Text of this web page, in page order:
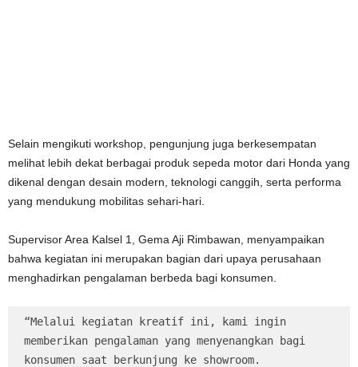
Selain mengikuti workshop, pengunjung juga berkesempatan
melihat lebih dekat berbagai produk sepeda motor dari Honda yang
dikenal dengan desain modern, teknologi canggih, serta performa
yang mendukung mobilitas sehari-hari.
Supervisor Area Kalsel 1, Gema Aji Rimbawan, menyampaikan
bahwa kegiatan ini merupakan bagian dari upaya perusahaan
menghadirkan pengalaman berbeda bagi konsumen.
“Melalui kegiatan kreatif ini, kami ingin
memberikan pengalaman yang menyenangkan bagi
konsumen saat berkunjung ke showroom.